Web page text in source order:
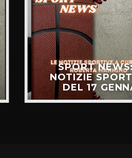
SPORT
NOTIZIE
DEL 17